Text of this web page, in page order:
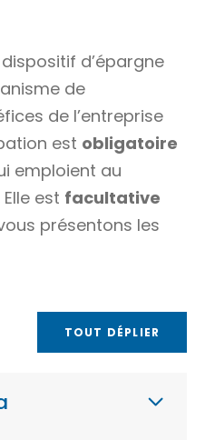
d’épargne
de
de l’entreprise
est obligatoire
emploient au
Elle est facultative
présentons les
TOUT DÉPLIER